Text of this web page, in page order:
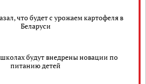
что будет с урожаем картофеля в
Беларуси
школах будут внедрены новации по
питанию детей